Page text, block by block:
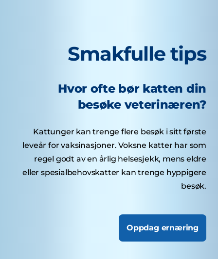
Smakfulle tips
Hvor ofte bør katten din
besøke veterinæren?
Kattunger kan trenge flere besøk i sitt første
leveår for vaksinasjoner. Voksne katter har som
regel godt av en årlig helsesjekk, mens eldre
eller spesialbehovskatter kan trenge hyppigere
besøk.
Oppdag ernæring